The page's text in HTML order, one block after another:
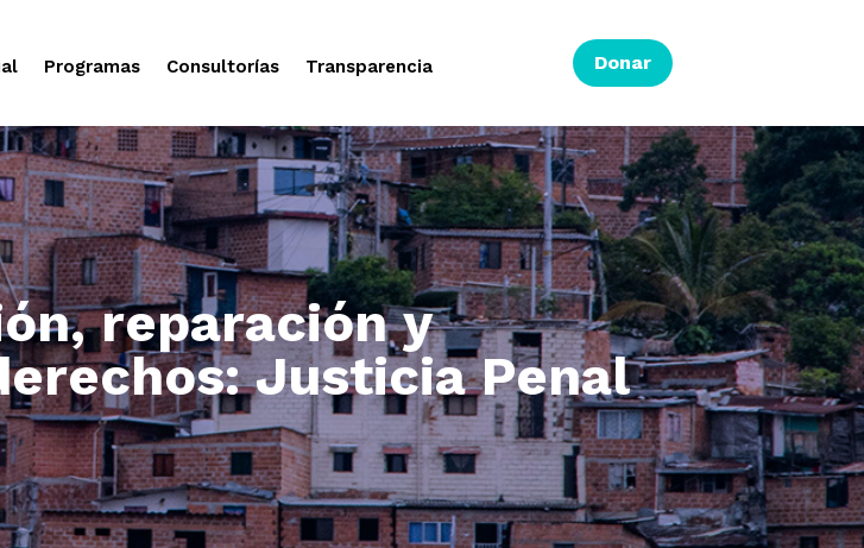
Programas Consultorías Transparencia Donar
reparación y
Justicia Penal